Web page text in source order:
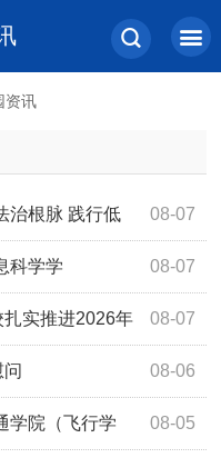
资讯
08-07
治根脉 践行低
能学院）开展暑期大思
08-07
科学学
展暑期大思政实践活动
08-07
实推进2026年
08-06
08-05
学院（飞行学